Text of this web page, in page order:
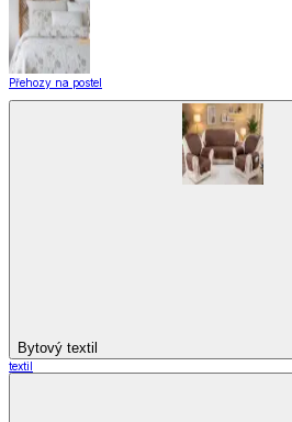
Přehozy na postel
Bytový textil
textil